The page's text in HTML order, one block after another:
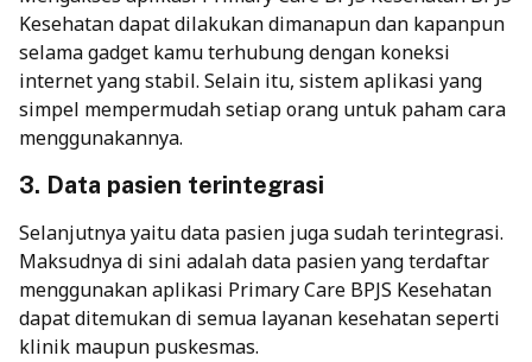
Kesehatan dapat dilakukan dimanapun dan kapanpun
selama gadget kamu terhubung dengan koneksi
internet yang stabil. Selain itu, sistem aplikasi yang
simpel mempermudah setiap orang untuk paham cara
menggunakannya.
3. Data pasien terintegrasi
Selanjutnya yaitu data pasien juga sudah terintegrasi.
Maksudnya di sini adalah data pasien yang terdaftar
menggunakan aplikasi Primary Care BPJS Kesehatan
dapat ditemukan di semua layanan kesehatan seperti
klinik maupun puskesmas.